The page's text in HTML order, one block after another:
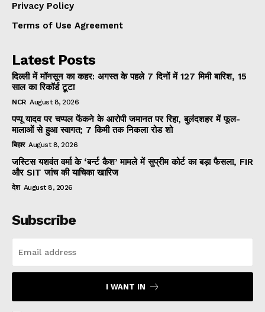
Privacy Policy
Terms of Use Agreement
Latest Posts
दिल्ली में मॉनसून का कहर: अगस्त के पहले 7 दिनों में 127 मिमी बारिश, 15
साल का रिकॉर्ड टूटा
NCR August 8, 2026
पप्पू यादव पर चप्पल फेंकने के आरोपी जमानत पर रिहा, बुलंदशहर में फूल-
मालाओं से हुआ स्वागत; 7 किमी तक निकला रोड शो
बिहार August 8, 2026
जस्टिस यशवंत वर्मा के ‘बर्न्ट कैश’ मामले में सुप्रीम कोर्ट का बड़ा फैसला, FIR
और SIT जांच की याचिका खारिज
देश August 8, 2026
Subscribe
I WANT IN